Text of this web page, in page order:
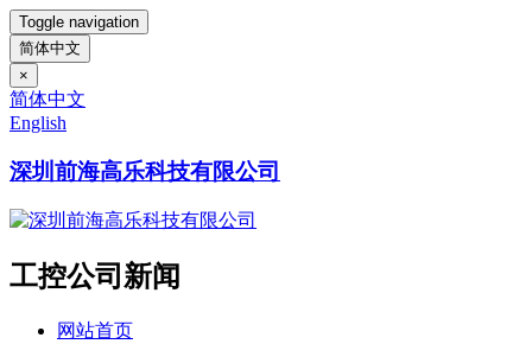
Toggle navigation
简体中文
×
简体中文
English
深圳前海高乐科技有限公司
工控公司新闻
网站首页